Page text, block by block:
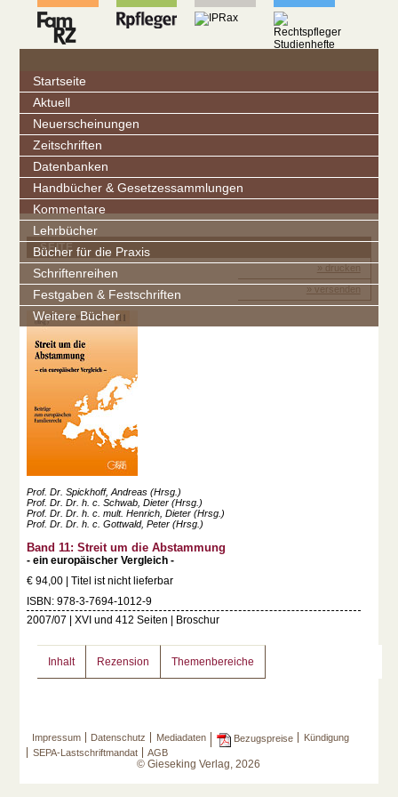
Startseite
Aktuell
Neuerscheinungen
Zeitschriften
Datenbanken
Handbücher & Gesetzessammlungen
Kommentare
Lehrbücher
Bücher für die Praxis
Schriftenreihen
Festgaben & Festschriften
Weitere Bücher
SEITE
» drucken
» versenden
Prof. Dr. Spickhoff, Andreas (Hrsg.)
Prof. Dr. Dr. h. c. Schwab, Dieter (Hrsg.)
Prof. Dr. Dr. h. c. mult. Henrich, Dieter (Hrsg.)
Prof. Dr. Dr. h. c. Gottwald, Peter (Hrsg.)
Band 11: Streit um die Abstammung
- ein europäischer Vergleich -
€ 94,00 | Titel ist nicht lieferbar
ISBN: 978-3-7694-1012-9
2007/07 | XVI und 412 Seiten | Broschur
Inhalt Rezension Themenbereiche
Impressum Datenschutz Mediadaten Bezugspreise
Kündigung
SEPA-Lastschriftmandat
AGB
© Gieseking Verlag, 2026